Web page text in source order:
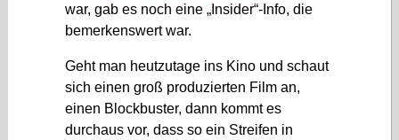
war, gab es noch eine „Insider“-Info, die
bemerkenswert war.
Geht man heutzutage ins Kino und schaut
sich einen groß produzierten Film an,
einen Blockbuster, dann kommt es
durchaus vor, dass so ein Streifen in